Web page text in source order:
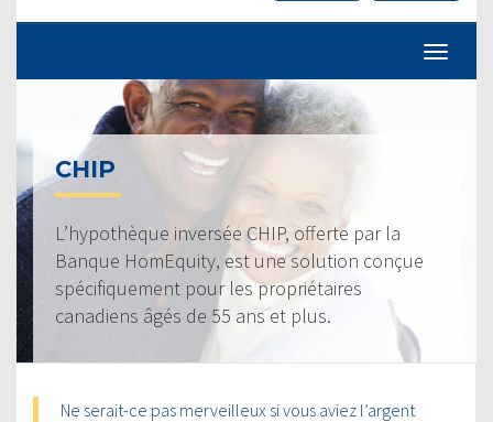
CHIP
L’hypothèque inversée CHIP, offerte par la
Banque HomEquity, est une solution conçue
spécifiquement pour les propriétaires
canadiens âgés de 55 ans et plus.
Ne serait-ce pas merveilleux si vous aviez l’argent